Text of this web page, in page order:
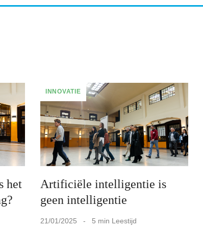
het
INNOVATIE
Artificiële intelligentie is
geen intelligentie
21/01/2025 - 5 min Leestijd